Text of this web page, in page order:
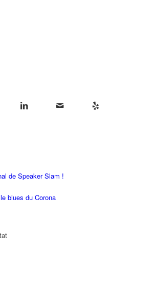
de Speaker Slam !
blues du Corona